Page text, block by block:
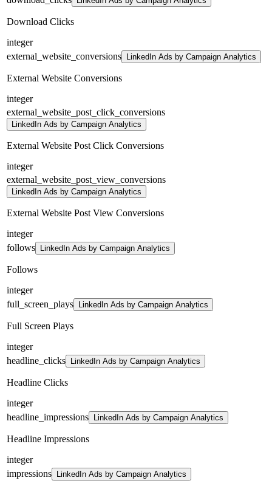
Download Clicks
integer
external_website_conversions
LinkedIn Ads by Campaign Analytics
External Website Conversions
integer
external_website_post_click_conversions
LinkedIn Ads by Campaign Analytics
External Website Post Click Conversions
integer
external_website_post_view_conversions
LinkedIn Ads by Campaign Analytics
External Website Post View Conversions
integer
follows
LinkedIn Ads by Campaign Analytics
Follows
integer
full_screen_plays
LinkedIn Ads by Campaign Analytics
Full Screen Plays
integer
headline_clicks
LinkedIn Ads by Campaign Analytics
Headline Clicks
integer
headline_impressions
LinkedIn Ads by Campaign Analytics
Headline Impressions
integer
impressions
LinkedIn Ads by Campaign Analytics